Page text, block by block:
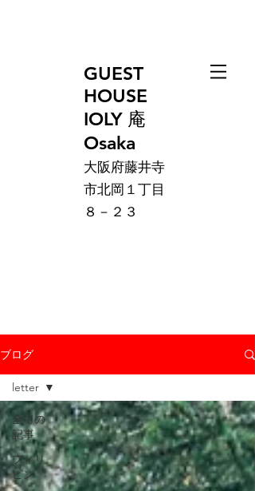
GUEST
HOUSE
IOLY 庵
Osaka
大阪府藤井寺
市北岡１丁目
８－２３
ブログ
全ての
記事
フィリ
ピン
letter